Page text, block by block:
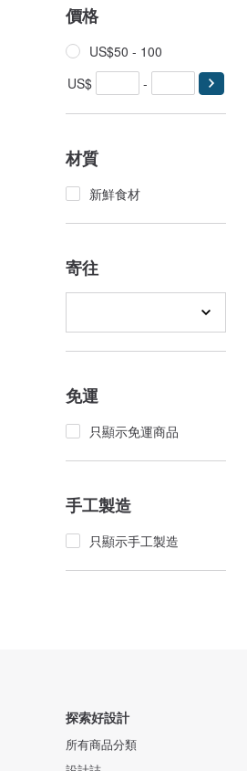
價格
US$50 - 100
US$
-
材質
新鮮食材
寄往
免運
只顯示免運商品
手工製造
只顯示手工製造
探索好設計
所有商品分類